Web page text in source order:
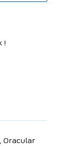
!
Oracular